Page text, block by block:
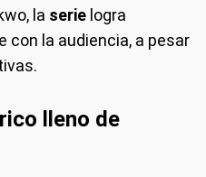
la serie logra
la audiencia, a pesar
lleno de